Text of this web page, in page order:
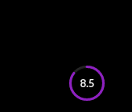
8.5